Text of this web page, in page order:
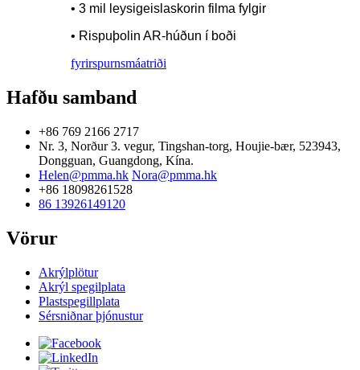
• 3 mil leysigeislaskorin filma fylgir
• Rispuþolin AR-húðun í boði
fyrirspurnsmáatriði
Hafðu samband
+86 769 2166 2717
Nr. 3, Norður 3. vegur, Tingshan-torg, Houjie-bær, 523943,
Dongguan, Guangdong, Kína.
Helen@pmma.hk Nora@pmma.hk
+86 18098261528
86 13926149120
Vörur
Akrýlplötur
Akrýl spegilplata
Plastspegillplata
Sérsniðnar þjónustur